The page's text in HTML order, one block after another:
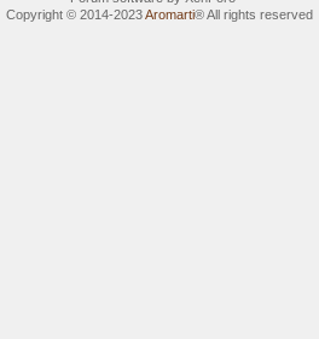
Copyright © 2014-2023Aromarti®All rights reserved